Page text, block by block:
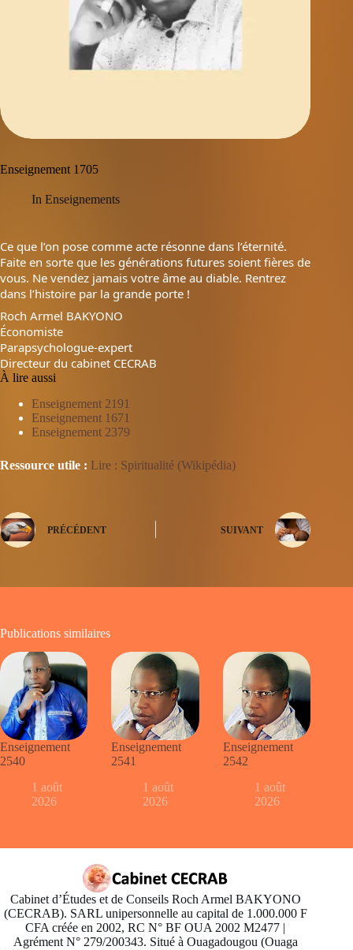
Enseignement 1705
In Enseignements
Ce que l’on pose comme acte résonne dans l’éternité.
Faite en sorte que les générations futures soient fières de
vous. Ne vendez jamais votre âme au diable. Rentrez
dans l’histoire par la grande porte !
Roch Armel BAKYONO
Économiste
Parapsychologue-expert
Directeur du cabinet CECRAB
À lire aussi
Enseignement 2191
Enseignement 1671
Enseignement 2379
Ressource utile : Lire : Spiritualité (Wikipédia)
PRÉCÉDENT SUIVANT
Publications similaires
Enseignement
2540
1 août
2026
Enseignement
2541
1 août
2026
Enseignement
2542
1 août
2026
Cabinet d’Études et de Conseils Roch Armel BAKYONO
(CECRAB). SARL unipersonnelle au capital de 1.000.000 F
CFA créée en 2002, RC N° BF OUA 2002 M2477 |
Agrément N° 279/200343. Situé à Ouagadougou (Ouaga